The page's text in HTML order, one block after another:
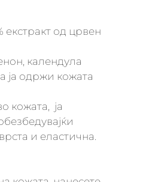
екстракт од црвен
календула
ја одржи кожата
кожата, ја
и еластична.